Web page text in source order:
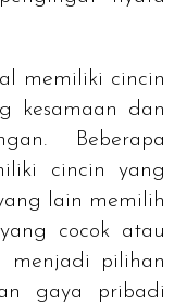
memiliki cincin
kesamaan dan
Beberapa
cincin yang
lain memilih
cocok atau
menjadi pilihan
gaya pribadi